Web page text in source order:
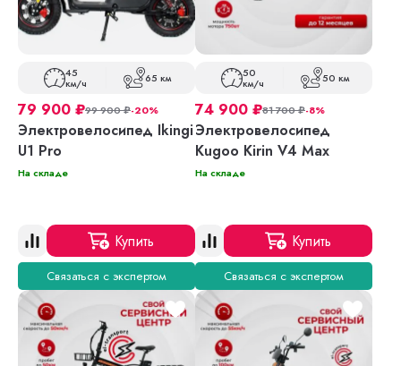
45
км/ч 65 км
79 900 ₽99 900₽-20%
Электровелосипед Ikingi
U1 Pro
На складе
Купить
Связаться с экспертом
50
км/ч 50 км
74 900 ₽81 700₽-8%
Электровелосипед
Kugoo Kirin V4 Max
На складе
Купить
Связаться с экспертом